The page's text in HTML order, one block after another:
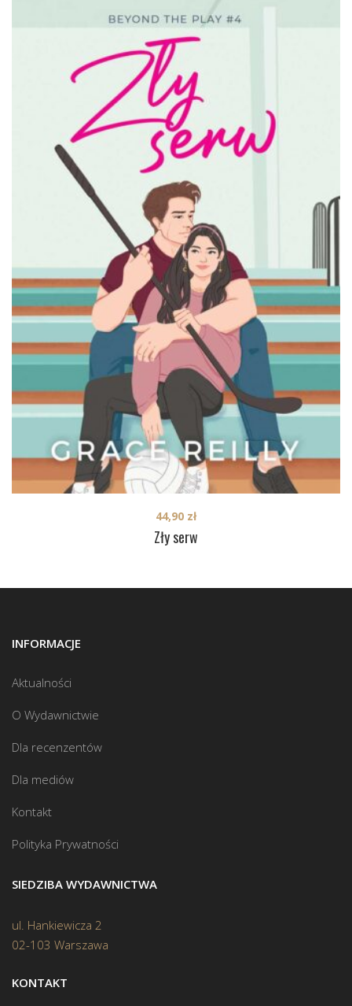
Zły serw
44,90 zł
INFORMACJE
Aktualności
O Wydawnictwie
Dla recenzentów
Dla mediów
Kontakt
Polityka Prywatności
SIEDZIBA WYDAWNICTWA
ul. Hankiewicza 2
02-103 Warszawa
KONTAKT